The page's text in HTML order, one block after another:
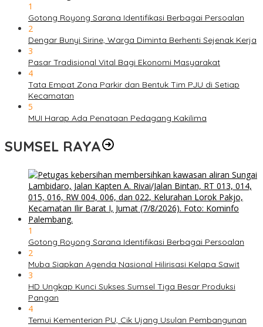
1
Gotong Royong Sarana Identifikasi Berbagai Persoalan
2
Dengar Bunyi Sirine, Warga Diminta Berhenti Sejenak Kerja
3
Pasar Tradisional Vital Bagi Ekonomi Masyarakat
4
Tata Empat Zona Parkir dan Bentuk Tim PJU di Setiap
Kecamatan
5
MUI Harap Ada Penataan Pedagang Kakilima
SUMSEL RAYA
1
Gotong Royong Sarana Identifikasi Berbagai Persoalan
2
Muba Siapkan Agenda Nasional Hilirisasi Kelapa Sawit
3
HD Ungkap Kunci Sukses Sumsel Tiga Besar Produksi
Pangan
4
Temui Kementerian PU, Cik Ujang Usulan Pembangunan